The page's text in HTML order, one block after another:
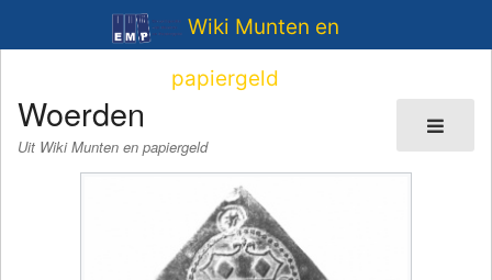
Wiki Munten en
papiergeld
Woerden
Uit Wiki Munten en papiergeld